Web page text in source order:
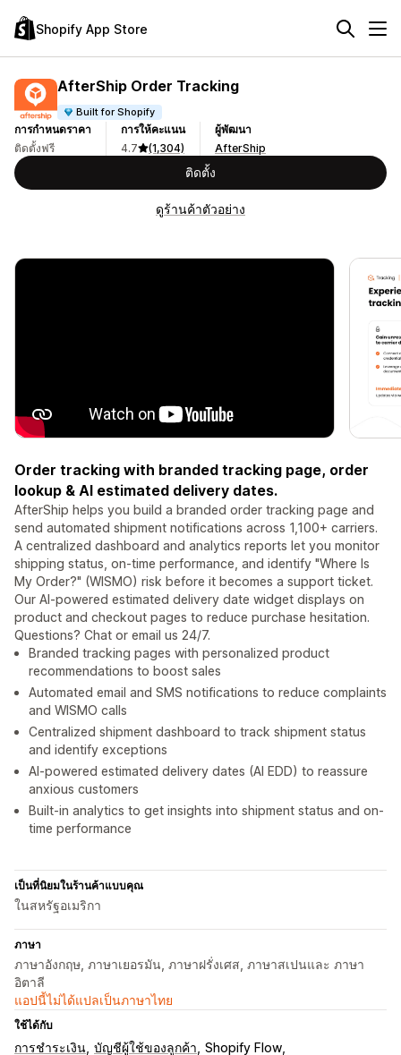
Shopify App Store
AfterShip Order Tracking
Built for Shopify
การกำหนดราคา
ติดตั้งฟรี
การให้คะแนน
4.7
(1,304)
ผู้พัฒนา
AfterShip
ติดตั้ง
ดูร้านค้าตัวอย่าง
Order tracking with branded tracking page, order
lookup & AI estimated delivery dates.
AfterShip helps you build a branded order tracking page and
send automated shipment notifications across 1,100+ carriers.
A centralized dashboard and analytics reports let you monitor
shipping status, on-time performance, and identify "Where Is
My Order?" (WISMO) risk before it becomes a support ticket.
Our AI-powered estimated delivery date widget displays on
product and checkout pages to reduce purchase hesitation.
Questions? Chat or email us 24/7.
Branded tracking pages with personalized product
recommendations to boost sales
Automated email and SMS notifications to reduce complaints
and WISMO calls
Centralized shipment dashboard to track shipment status
and identify exceptions
AI-powered estimated delivery dates (AI EDD) to reassure
anxious customers
Built-in analytics to get insights into shipment status and on-
time performance
เป็นที่นิยมในร้านค้าแบบคุณ
ในสหรัฐอเมริกา
ภาษา
ภาษาอังกฤษ, ภาษาเยอรมัน, ภาษาฝรั่งเศส, ภาษาสเปนและ ภาษา
อิตาลี
แอปนี้ไม่ได้แปลเป็นภาษาไทย
ใช้ได้กับ
การชำระเงิน บัญชีผู้ใช้ของลูกค้า Shopify Flow